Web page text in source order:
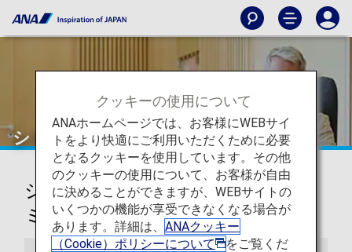
シドニー
シドニー・キングスフォード・ス
ミス国際空港ラウンジ
クッキーの使用について
ANAホームページでは、お客様にWEBサイ
トをより快適にご利用いただくために必要
となるクッキーを使用しています。その他
のクッキーの使用について、お客様が自由
に決めることができますが、WEBサイトの
いくつかの機能が享受できなくなる場合が
あります。詳細は、 ANAクッキー
（Cookie）ポリシーについて
をご覧くだ